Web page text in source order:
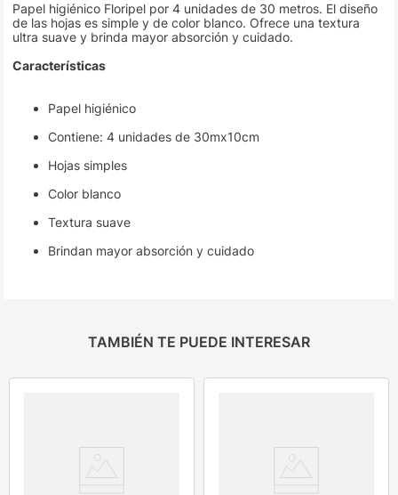
Papel higiénico Floripel por 4 unidades de 30 metros. El diseño
de las hojas es simple y de color blanco. Ofrece una textura
ultra suave y brinda mayor absorción y cuidado.
Características
Papel higiénico
Contiene: 4 unidades de 30mx10cm
Hojas simples
Color blanco
Textura suave
Brindan mayor absorción y cuidado
TAMBIÉN TE PUEDE INTERESAR